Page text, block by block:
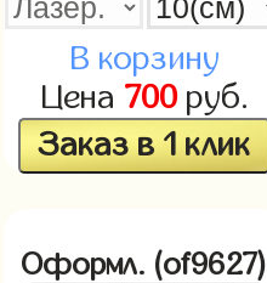
В корзину
Цена 700руб.
Заказ в 1 клик
Оформл. (of9627)